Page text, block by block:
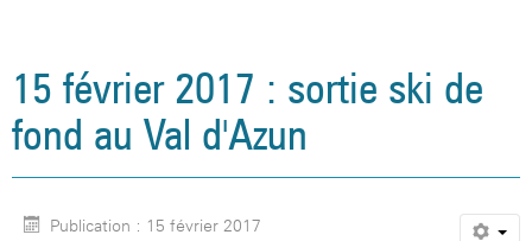
15 février 2017 : sortie ski de
fond au Val d'Azun
Publication : 15 février 2017